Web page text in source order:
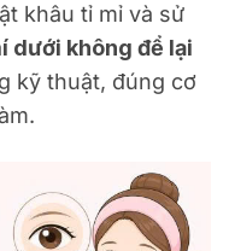
khâu tỉ mỉ và sử
dưới không để lại
kỹ thuật, đúng cơ